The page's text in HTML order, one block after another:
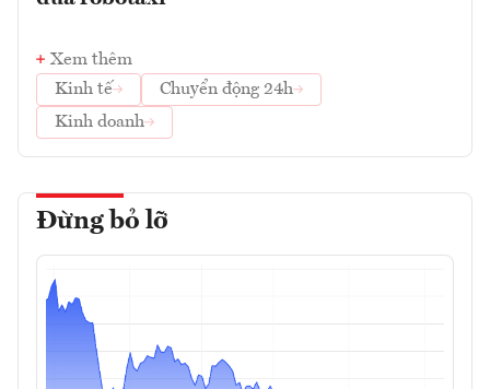
Xem thêm
Kinh tế
Chuyển động 24h
Kinh doanh
Đừng bỏ lỡ